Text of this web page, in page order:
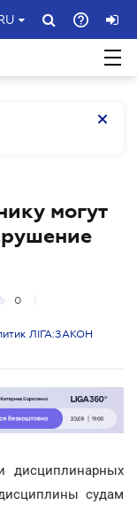
могут
0
ЛІГА:ЗАКОН
дисциплинарных
судам